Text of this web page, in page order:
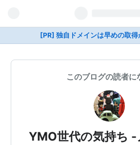
[PR] 独自ドメインは早めの取得
このブログの読者に
YMO世代の気持ち